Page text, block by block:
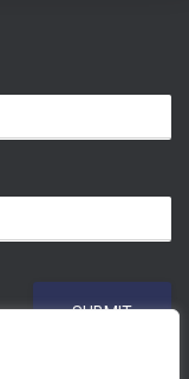
SUBMIT